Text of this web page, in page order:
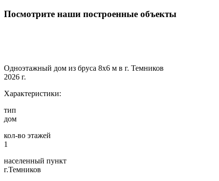
Посмотрите наши построенные объекты
Одноэтажный дом из бруса 8х6 м в г. Темников
2026 г.
Характеристики:
тип
дом
кол-во этажей
1
населенный пункт
г.Темников